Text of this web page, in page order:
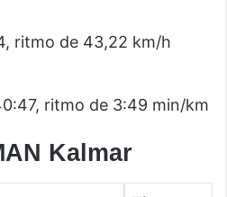
ritmo de 43,22 km/h
ritmo de 3:49 min/km
Kalmar